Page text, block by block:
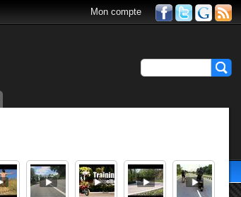
Mon compte